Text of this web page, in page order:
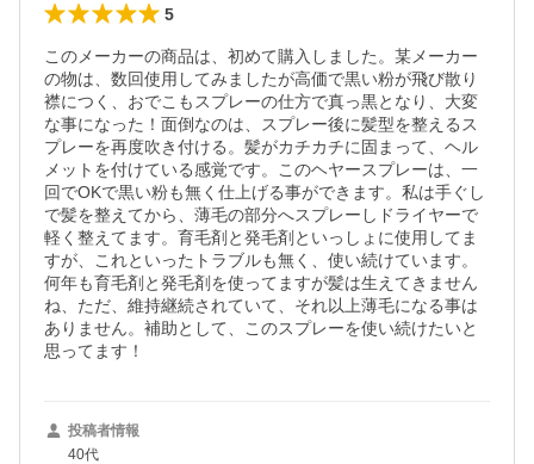
5
このメーカーの商品は、初めて購入しました。某メーカー
の物は、数回使用してみましたが高価で黒い粉が飛び散り
襟につく、おでこもスプレーの仕方で真っ黒となり、大変
な事になった！面倒なのは、スプレー後に髪型を整えるス
プレーを再度吹き付ける。髪がカチカチに固まって、ヘル
メットを付けている感覚です。このヘヤースプレーは、一
回でOKで黒い粉も無く仕上げる事ができます。私は手ぐし
で髪を整えてから、薄毛の部分へスプレーしドライヤーで
軽く整えてます。育毛剤と発毛剤といっしょに使用してま
すが、これといったトラブルも無く、使い続けています。
何年も育毛剤と発毛剤を使ってますが髪は生えてきません
ね、ただ、維持継続されていて、それ以上薄毛になる事は
ありません。補助として、このスプレーを使い続けたいと
思ってます！
投稿者情報
40代